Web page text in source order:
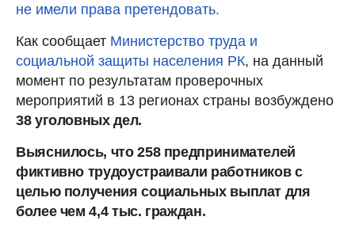
не имели права претендовать.
Как сообщает Министерство труда и
социальной защиты населения РК, на данный
момент по результатам проверочных
мероприятий в 13 регионах страны возбуждено
38 уголовных дел.
Выяснилось, что 258 предпринимателей
фиктивно трудоустраивали работников с
целью получения социальных выплат для
более чем 4,4 тыс. граждан.